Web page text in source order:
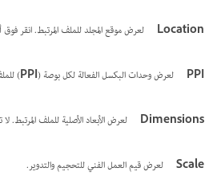
Location لعرض موقع المجلد للملف المرتبط. انقر فوق
PPI لعرض وحدات البكسل الفعالة لكل بوصة (PPI
)
Dimensions لعرض الأبعاد الأصلية للملف المرتبط.
Scale لعرض قيم العمل الفني للتحجيم والتدوير.